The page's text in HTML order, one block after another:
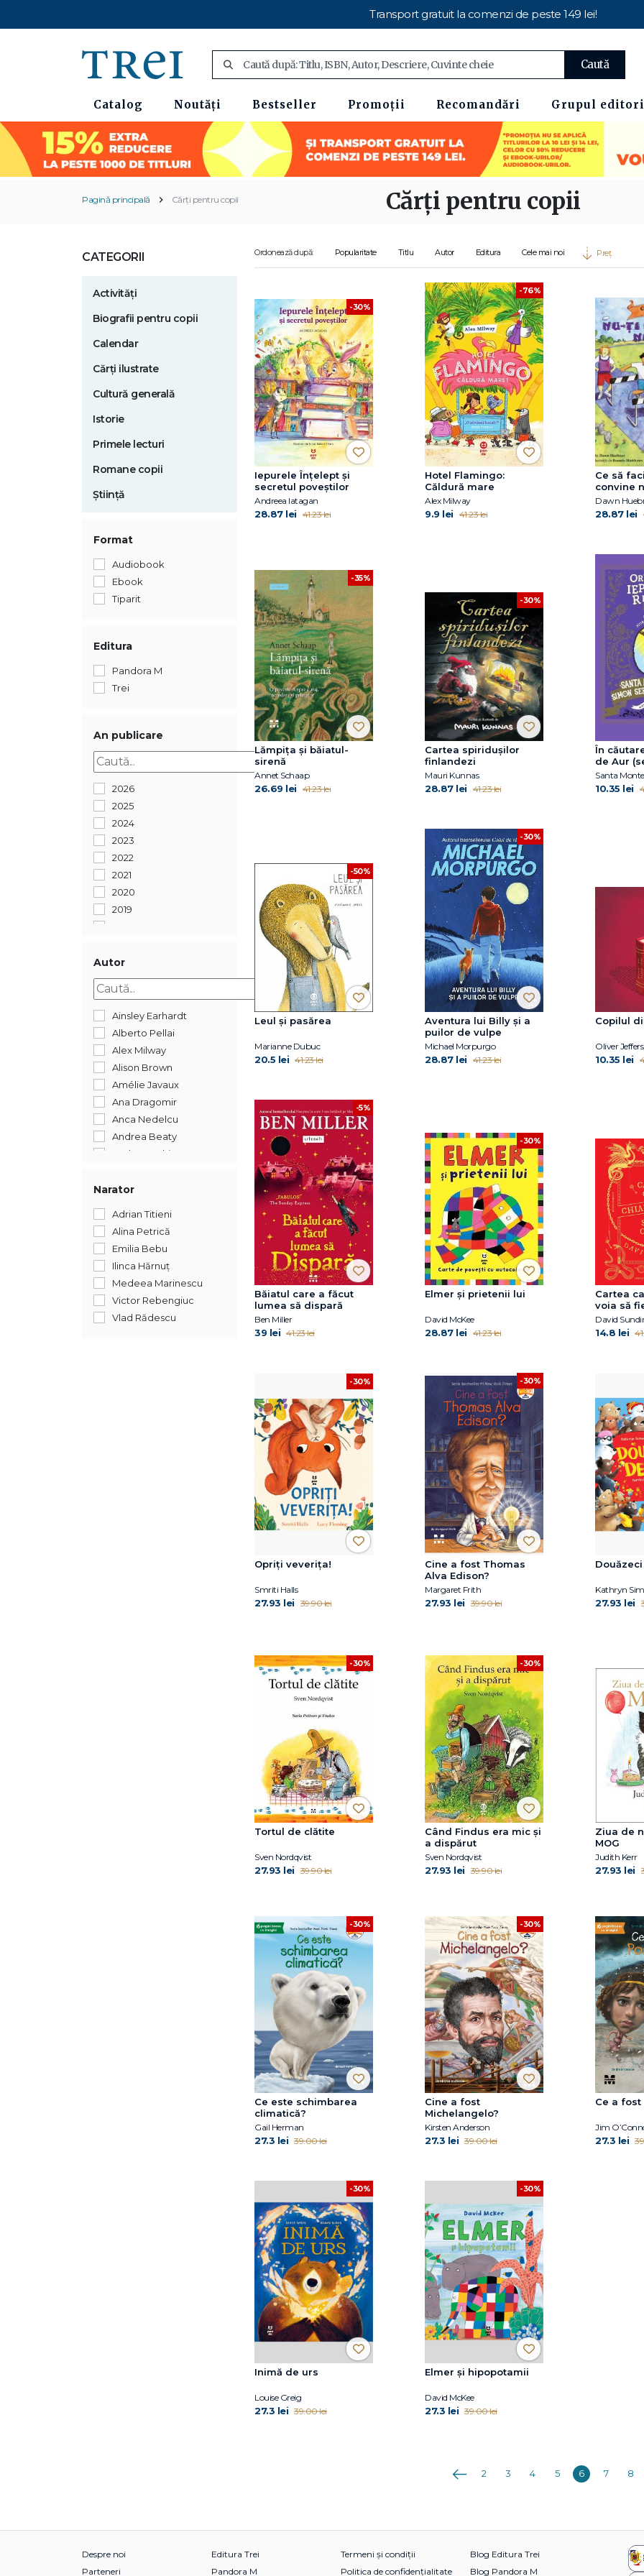
Transport gratuit la comenzi de peste 149 lei!
Caută
Catalog Noutăți Bestseller Promoții Recomandări Grupul
Pagină principală Cărți pentru copii Cărți pentru copii
CATEGORII
Activități
Biografii pentru copii
Calendar
Cărți ilustrate
Cultură generală
Istorie
Primele lecturi
Romane copii
Știință
Format
Audiobook
Ebook
Tiparit
Editura
Pandora M
Trei
An publicare
2026
2025
2024
2023
2022
2021
2020
2019
2016
2015
Autor
Ainsley Earhardt
Alberto Pellai
Alex Milway
Alison Brown
Amélie Javaux
Ana Dragomir
Anca Nedelcu
Andrea Beaty
Andreea Chiru-Maga
Andreea Lițescu
Antoon Krings
Julia Donaldson
Julia Rawlinson
June Eding
Narator
Adrian Titieni
Alina Petrică
Emilia Bebu
Ilinca Hărnuț
Medeea Marinescu
Victor Rebengiuc
Vlad Rădescu
Ordonează după: Popularitate Titlu Autor Editura Cele mai noi Preț
-30%
Iepurele Înțelept și
secretul poveștilor
Andreea Iatagan
28.87 lei 41.23 lei
-76%
Hotel Flamingo:
Căldură mare
Alex Milway
9.9 lei 41.23 lei
Ce să
convine
pentru
să
28.87 lei
-35%
Lămpița și băiatul-
sirenă
Annet Schaap
26.69 lei 41.23 lei
-30%
Cartea spiridușilor
finlandezi
Mauri Kunnas
28.87 lei 41.23 lei
În
de Aur
Iepurilor
Londra,
10.35 lei
-50%
Leul și pasărea
Marianne Dubuc
20.5 lei 41.23 lei
-30%
Aventura lui Billy și a
puilor de vulpe
Michael Morpurgo
28.87 lei 41.23 lei
Copilul
Oliver
10.35 lei
-5%
Băiatul care a făcut
lumea să dispară
Ben Miller
39 lei 41.23 lei
-30%
Elmer și prietenii lui
David McKee
28.87 lei 41.23 lei
Cartea
voia să
David
14.8 lei
-30%
Opriți veverița!
Smriti Halls
27.93 lei 39.90 lei
-30%
Cine a fost Thomas
Alva Edison?
Margaret Frith
27.93 lei 39.90 lei
Kathryn
27.93 lei
-30%
Tortul de clătite
Sven Nordqvist
27.93 lei 39.90 lei
-30%
Când Findus era mic și
a dispărut
Sven Nordqvist
27.93 lei 39.90 lei
Ziua de
MOG
Judith Kerr
27.93 lei
-30%
Ce este schimbarea
climatică?
Gail Herman
27.3 lei 39.00 lei
-30%
Cine a fost
Michelangelo?
Kirsten Anderson
27.3 lei 39.00 lei
Ce a fost
Jim
27.3 lei
-30%
Inimă de urs
Louise Greig
27.3 lei 39.00 lei
-30%
Elmer și hipopotamii
David McKee
27.3 lei 39.00 lei
Anterioara
2 3 4 5 6 7 8
Despre noi
Parteneri
Editura Trei
Pandora M
Termeni și condiții
Politica de confidențialitate
Blog Editura Trei
Blog Pandora M